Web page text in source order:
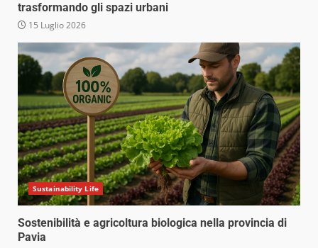
trasformando gli spazi urbani
15 Luglio 2026
Sustainability Life
Sostenibilità e agricoltura biologica nella provincia di
Pavia